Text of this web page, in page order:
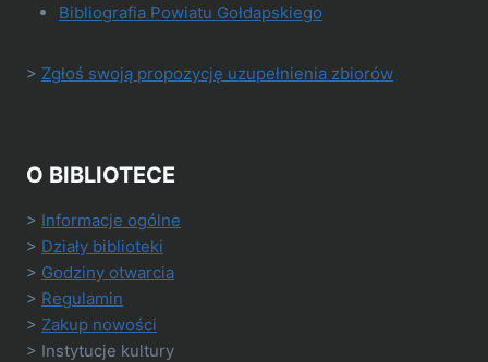
Bibliografia Powiatu Gołdapskiego
> Zgłoś swoją propozycję uzupełnienia zbiorów
O BIBLIOTECE
> Informacje ogólne
> Działy biblioteki
> Godziny otwarcia
> Regulamin
> Zakup nowości
> Instytucje kultury